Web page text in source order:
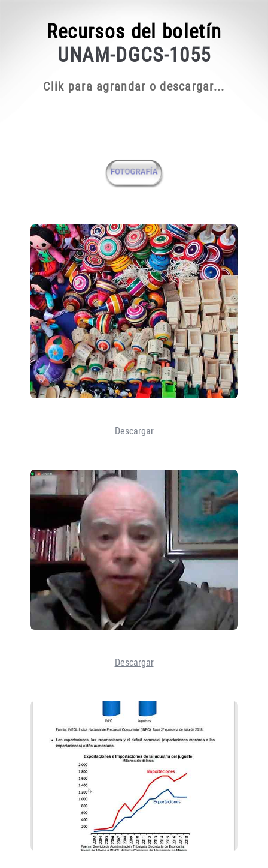
Recursos del boletín
UNAM-DGCS-1055
Clik para agrandar o descargar...
Descargar
Descargar